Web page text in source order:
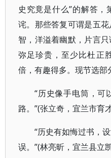
史究竟是什么”的解答
诧。那些答复可谓是五
智，洋溢着幽默，片言
弥足珍贵，至少比杜正
倍，有趣得多。现节选部
“历史像手电筒，可
路。”(张立奇，宜兰市育
“历史有如悔过书，
误。”(林亮昕，宜兰县立